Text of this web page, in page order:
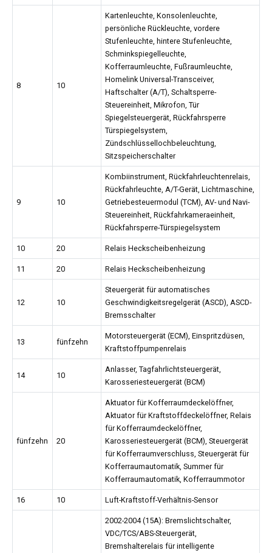
8 10
Kartenleuchte, Konsolenleuchte,
persönliche Rückleuchte, vordere
Stufenleuchte, hintere Stufenleuchte,
Schminkspiegelleuchte,
Kofferraumleuchte, Fußraumleuchte,
Homelink Universal-Transceiver,
Haftschalter (A/T), Schaltsperre-
Steuereinheit, Mikrofon, Tür
Spiegelsteuergerät, Rückfahrsperre
Türspiegelsystem,
Zündschlüssellochbeleuchtung,
Sitzspeicherschalter
9 10
Kombiinstrument, Rückfahrleuchtenrelais,
Rückfahrleuchte, A/T-Gerät, Lichtmaschine,
Getriebesteuermodul (TCM), AV- und Navi-
Steuereinheit, Rückfahrkameraeinheit,
Rückfahrsperre-Türspiegelsystem
10 20 Relais Heckscheibenheizung
11 20 Relais Heckscheibenheizung
12 10
Steuergerät für automatisches
Geschwindigkeitsregelgerät (ASCD), ASCD-
Bremsschalter
13 fünfzehn
Motorsteuergerät (ECM), Einspritzdüsen,
Kraftstoffpumpenrelais
14 10
Anlasser, Tagfahrlichtsteuergerät,
Karosseriesteuergerät (BCM)
fünfzehn 20
Aktuator für Kofferraumdeckelöffner,
Aktuator für Kraftstoffdeckelöffner, Relais
für Kofferraumdeckelöffner,
Karosseriesteuergerät (BCM), Steuergerät
für Kofferraumverschluss, Steuergerät für
Kofferraumautomatik, Summer für
Kofferraumautomatik, Kofferraummotor
16 10 Luft-Kraftstoff-Verhältnis-Sensor
2002-2004 (15A): Bremslichtschalter,
VDC/TCS/ABS-Steuergerät,
Bremshalterelais für intelligente